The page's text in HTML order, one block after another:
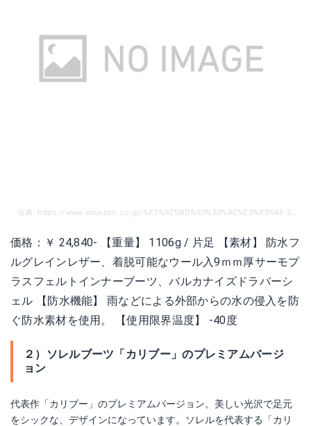
価格：￥ 24,840‐ 【重量】 1106g / 片足 【素材】 防水フ
ルグレインレザー、着脱可能なウール入9ｍｍ厚サーモプ
ラスフェルトインナーブーツ、バルカナイズドラバーシ
ェル 【防水機能】 雨などによる外部からの水の侵入を防
ぐ防水素材を使用。 【使用限界温度】 -40度
２）ソレルブーツ「カリブー」のプレミアムバージ
ョン
代表作「カリブー」のプレミアムバージョン。美しい光沢で足元
をシックな、デザインになっています。ソレルを代表する「カリ